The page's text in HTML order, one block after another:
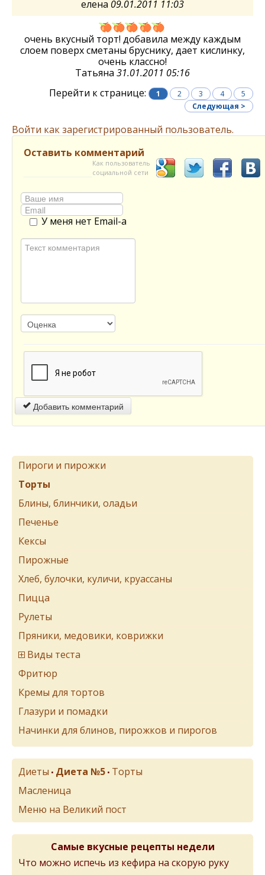
елена 09.01.2011 11:03
очень вкусный торт! добавила между каждым
слоем поверх сметаны бруснику, дает кислинку,
очень классно!
Татьяна 31.01.2011 05:16
Перейти к странице:
1 2 3 4
5
Следующая >
Войти как зарегистрированный пользователь.
Оставить комментарий
Как пользователь
социальной сети
У меня нет Email-а
Добавить комментарий
Пироги и пирожки
Торты
Блины, блинчики, оладьи
Печенье
Кексы
Пирожные
Хлеб, булочки, куличи, круассаны
Пицца
Рулеты
Пряники, медовики, коврижки
Виды теста
Фритюр
Кремы для тортов
Глазури и помадки
Начинки для блинов, пирожков и пирогов
Диеты • Диета №5 • Торты
Масленица
Меню на Великий пост
Самые вкусные рецепты недели
Что можно испечь из кефира на скорую руку